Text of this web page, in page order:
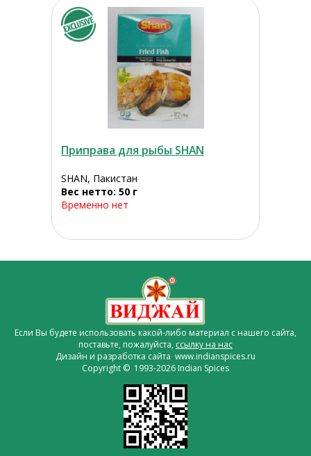
Приправа для рыбы SHAN
SHAN, Пакистан
Вес нетто: 50 г
Временно нет
Если Вы будете использовать какой-либо материал с нашего сайта,
поставьте, пожалуйста, ссылку на нас
Дизайн и разработка сайта www.indianspices.ru
Copyright © 1993-2026 Indian Spices